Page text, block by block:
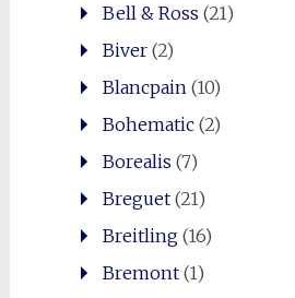
Bell & Ross (21)
Biver(2)
Blancpain(10)
Bohematic(2)
Borealis (7)
Breguet(21)
Breitling(16)
Bremont(1)